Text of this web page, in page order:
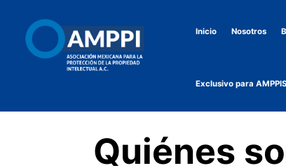
Inicio Nosotros
Exclusivo para
Quiénes